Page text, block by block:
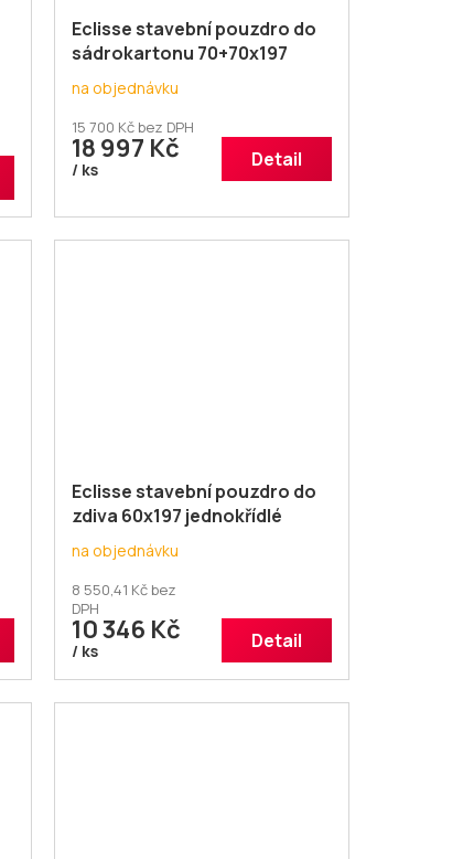
Eclisse stavební pouzdro do
sádrokartonu 70+70x197
dvoukřídlé
na objednávku
15 700 Kč bez DPH
18 997 Kč
/ ks Detail
Eclisse stavební pouzdro do
zdiva 60x197 jednokřídlé
na objednávku
8 550,41 Kč bez
DPH
10 346 Kč
/ ks Detail